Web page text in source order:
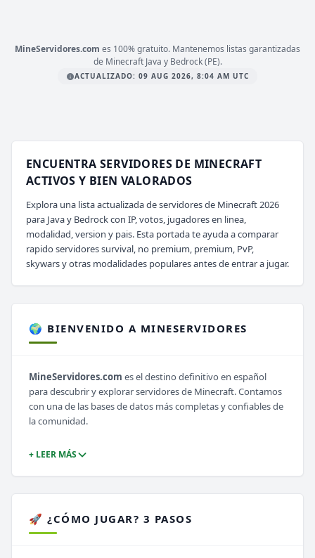
MineServidores.com es 100% gratuito. Mantenemos listas garantizadas
de Minecraft Java y Bedrock (PE).
ACTUALIZADO: 09 AUG 2026, 8:04 AM UTC
ENCUENTRA SERVIDORES DE MINECRAFT
ACTIVOS Y BIEN VALORADOS
Explora una lista actualizada de servidores de Minecraft 2026
para Java y Bedrock con IP, votos, jugadores en linea,
modalidad, version y pais. Esta portada te ayuda a comparar
rapido servidores survival, no premium, premium, PvP,
skywars y otras modalidades populares antes de entrar a jugar.
🌍 BIENVENIDO A MINESERVIDORES
MineServidores.com es el destino definitivo en español
para descubrir y explorar servidores de Minecraft. Contamos
con una de las bases de datos más completas y confiables de
la comunidad.
+ LEER MÁS
🚀 ¿CÓMO JUGAR? 3 PASOS